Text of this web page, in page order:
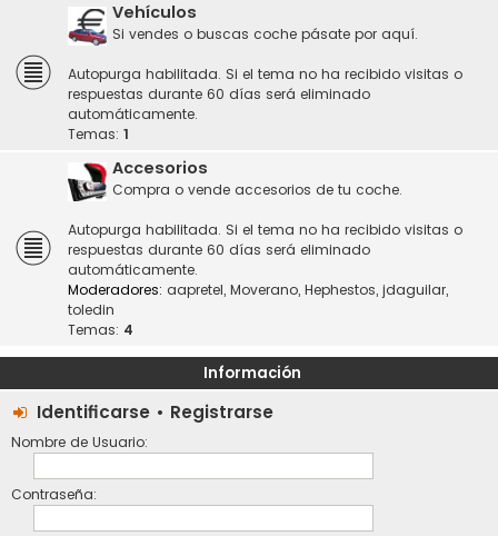
Vehículos
Si vendes o buscas coche pásate por aquí.
Autopurga habilitada. Si el tema no ha recibido visitas o
respuestas durante 60 días será eliminado
automáticamente.
Temas: 1
Accesorios
Compra o vende accesorios de tu coche.
Autopurga habilitada. Si el tema no ha recibido visitas o
respuestas durante 60 días será eliminado
automáticamente.
Moderadores: aapretel, Moverano, Hephestos, jdaguilar,
toledin
Temas: 4
Información
Identificarse • Registrarse
Nombre de Usuario:
Contraseña: